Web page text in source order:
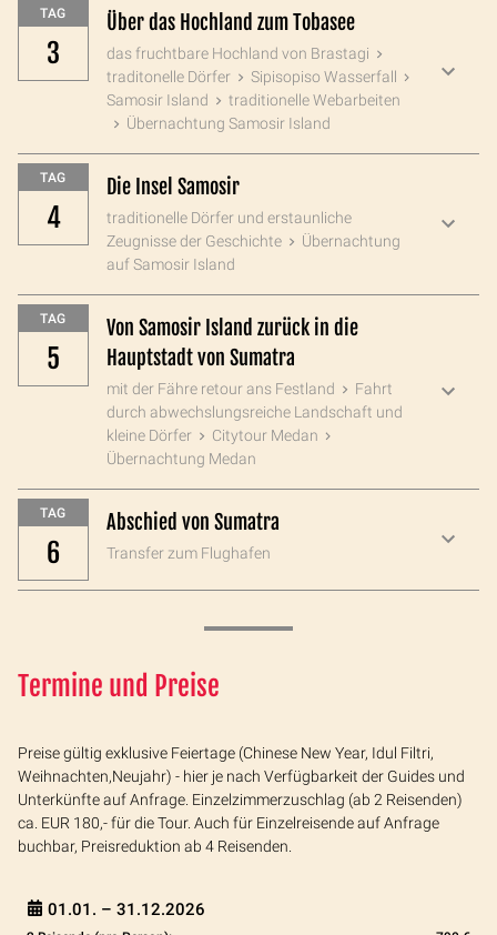
TAG
3
Über das Hochland zum Tobasee
das fruchtbare Hochland von Brastagi
traditonelle Dörfer
Sipisopiso Wasserfall
Samosir Island
traditionelle Webarbeiten
Übernachtung Samosir Island
TAG
4
Die Insel Samosir
traditionelle Dörfer und erstaunliche
Zeugnisse der Geschichte
Übernachtung
auf Samosir Island
TAG
5
Von Samosir Island zurück in die
Hauptstadt von Sumatra
mit der Fähre retour ans Festland
Fahrt
durch abwechslungsreiche Landschaft und
kleine Dörfer
Citytour Medan
Übernachtung Medan
TAG
6
Abschied von Sumatra
Transfer zum Flughafen
Termine und Preise
Preise gültig exklusive Feiertage (Chinese New Year, Idul Filtri,
Weihnachten,Neujahr) - hier je nach Verfügbarkeit der Guides und
Unterkünfte auf Anfrage. Einzelzimmerzuschlag (ab 2 Reisenden)
ca. EUR 180,- für die Tour. Auch für Einzelreisende auf Anfrage
buchbar, Preisreduktion ab 4 Reisenden.
01.01. – 31.12.2026